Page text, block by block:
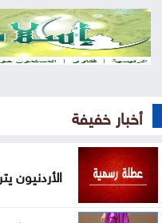
أوبن إيه آي تتيح
ChatGPT المجانيين
القطاع المالي
بغداد والرياض تبحثان
المنطقة
أخبار خفيفة